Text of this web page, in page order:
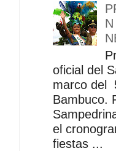
oficial del
marco del
Bambuco.
el
fiestas ...